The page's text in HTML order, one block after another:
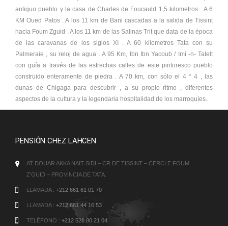
antiguo pueblo y la casa de Charles de Foucauld 1,5 kilometros . A 6
KM Oued Patos . A los 11 km de Bani cascadas a la salida de Tissint
hacia Foum Zguid . A los 11 km de las Salinas Trit que data de la época
de las caravanas de los siglos XI . A 60 kilometros Tata con su
Palmeraie , su reloj de agua . A 95 Km, Ibn Ibn Yacoub / Imi -n- Tatelt
con guía a través de las estrechas calles de este pintoresco pueblo
construido enteramente de piedra . A 70 km, con sólo el 4 * 4 , las
dunas de Chigaga para descubrir , a su propio ritmo , diferentes
aspectos de la cultura y la legendaria hospitalidad de los marroquíes.
PENSIÓN CHEZ LAHCEN
AT DOUAR AKKA NAIT SIDI – CR DE TISSINT – CERCLE FOUM
Z’GUID – PROVINCIA DE TATA.
LLAMADA : +212 661 61 01 70
LLAMADA : +212 661 44 16 53
TELÉFONO : +212 528 80 21 04